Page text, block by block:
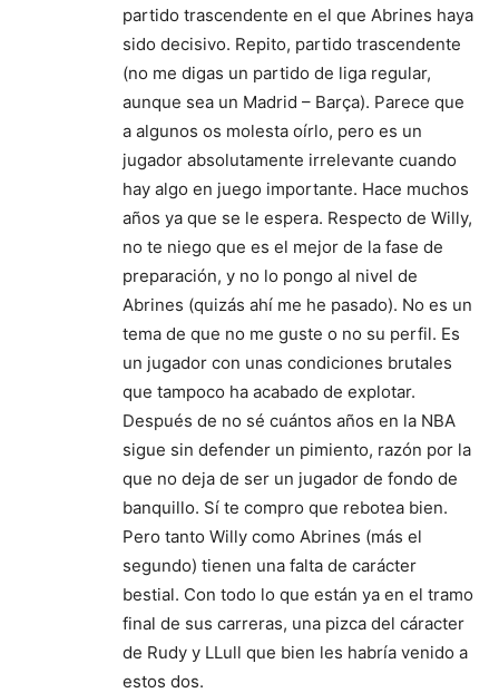
partido trascendente en el que Abrines haya
sido decisivo. Repito, partido trascendente
(no me digas un partido de liga regular,
aunque sea un Madrid – Barça). Parece que
a algunos os molesta oírlo, pero es un
jugador absolutamente irrelevante cuando
hay algo en juego importante. Hace muchos
años ya que se le espera. Respecto de Willy,
no te niego que es el mejor de la fase de
preparación, y no lo pongo al nivel de
Abrines (quizás ahí me he pasado). No es un
tema de que no me guste o no su perfil. Es
un jugador con unas condiciones brutales
que tampoco ha acabado de explotar.
Después de no sé cuántos años en la NBA
sigue sin defender un pimiento, razón por la
que no deja de ser un jugador de fondo de
banquillo. Sí te compro que rebotea bien.
Pero tanto Willy como Abrines (más el
segundo) tienen una falta de carácter
bestial. Con todo lo que están ya en el tramo
final de sus carreras, una pizca del cáracter
de Rudy y LLull que bien les habría venido a
estos dos.